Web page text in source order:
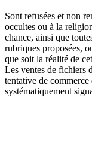
Sont refusées et non
occultes ou à la
chance, ainsi que
rubriques proposées,
que soit la réalité de
Les ventes de fichiers
tentative de commerce
systématiquement